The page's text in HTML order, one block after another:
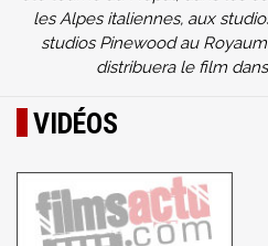
les Alpes italiennes, aux
studios Pinewood au
distribuera le film
VIDÉOS